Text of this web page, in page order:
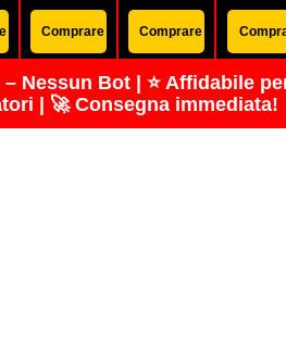
Comprare Comprare
– Nessun Bot | ⭐ Affidabile
| 🚀 Consegna immediata!